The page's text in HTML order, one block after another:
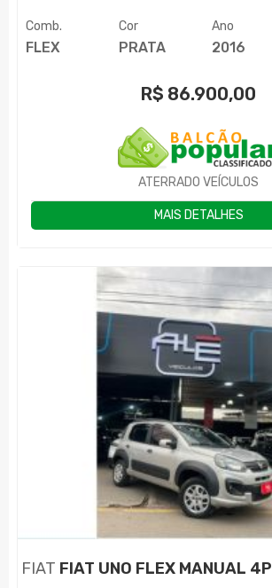
Comb.
FLEX
Cor
PRATA
Ano
2016
R$ 86.900,00
ATERRADO VEÍCULOS
MAIS DETALHES
FIAT FIAT UNO FLEX MANUAL 4P